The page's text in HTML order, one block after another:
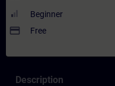
Beginner
payment Free
Description